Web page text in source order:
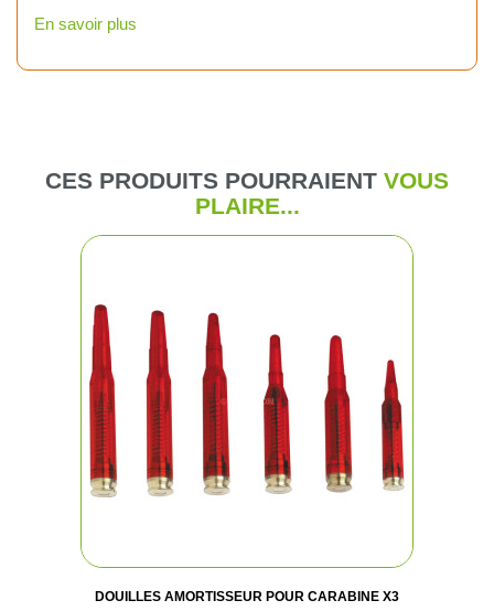
En savoir plus
CES PRODUITS POURRAIENT VOUS
PLAIRE...
DOUILLES AMORTISSEUR POUR CARABINE X3